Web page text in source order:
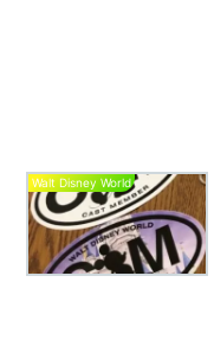
Walt Disney World